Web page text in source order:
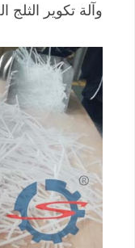
وآلة تكوير